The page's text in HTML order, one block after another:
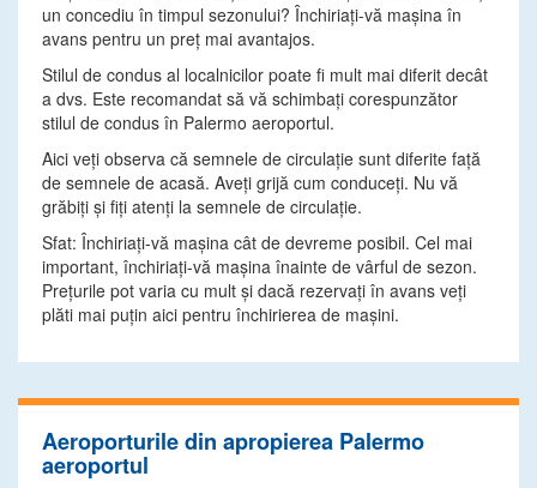
un concediu în timpul sezonului? Închiriaţi-vă maşina în
avans pentru un preţ mai avantajos.
Stilul de condus al localnicilor poate fi mult mai diferit decât
a dvs. Este recomandat să vă schimbaţi corespunzător
stilul de condus în Palermo aeroportul.
Aici veţi observa că semnele de circulaţie sunt diferite faţă
de semnele de acasă. Aveţi grijă cum conduceţi. Nu vă
grăbiţi şi fiţi atenţi la semnele de circulaţie.
Sfat: Închiriaţi-vă maşina cât de devreme posibil. Cel mai
important, închiriaţi-vă maşina înainte de vârful de sezon.
Preţurile pot varia cu mult şi dacă rezervaţi în avans veţi
plăti mai puţin aici pentru închirierea de maşini.
Aeroporturile din apropierea Palermo
aeroportul